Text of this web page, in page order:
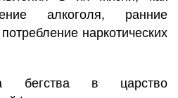
алкоголя, ранние
наркотических
бегства в царство